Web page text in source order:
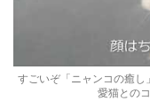
すごいぞ「ニャンコの癒
愛猫との